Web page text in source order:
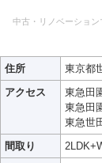
中古・リノベーショ
住所
東京都
アクセス
東急田
東急田
東急世
間取り